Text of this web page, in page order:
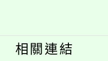
相關連結